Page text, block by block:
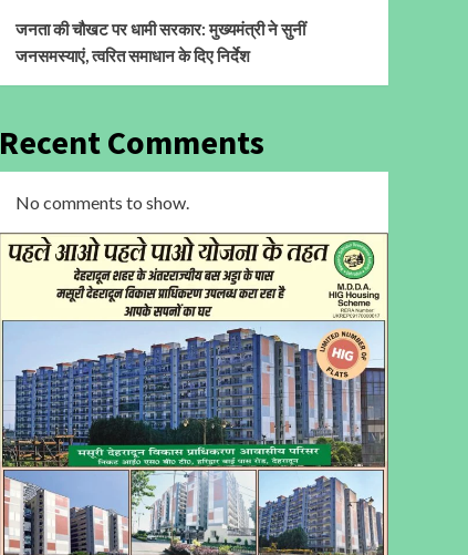
जनता की चौखट पर धामी सरकार: मुख्यमंत्री ने सुनीं
जनसमस्याएं, त्वरित समाधान के दिए निर्देश
Recent Comments
No comments to show.